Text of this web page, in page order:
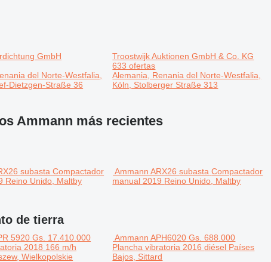
GmbH
del Norte-Westfalia,
Dietzgen-Straße 36
Troostwijk Auktionen GmbH & Co. KG
633 ofertas
Alemania, Renania del Norte-Westfalia,
Köln, Stolberger Straße 313
Ammann más recientes
subasta Compactador
Reino Unido, Maltby
Ammann ARX26 subasta Compactador
manual 2019 Reino Unido, Maltby
de tierra
5920 Gs. 17.410.000
2018 166 m/h
Wielkopolskie
Ammann APH6020 Gs. 688.000
Plancha vibratoria 2016diésel Países
Bajos, Sittard